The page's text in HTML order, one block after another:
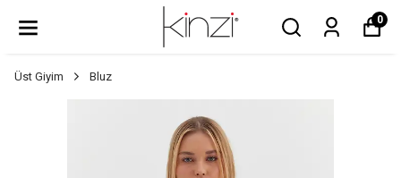
0
Üst Giyim Bluz